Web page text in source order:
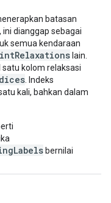
batasan
ini dianggap sebagai
semua kendaraan
lain.
kolom relaksasi
. Indeks
kali, bahkan dalam
bernilai